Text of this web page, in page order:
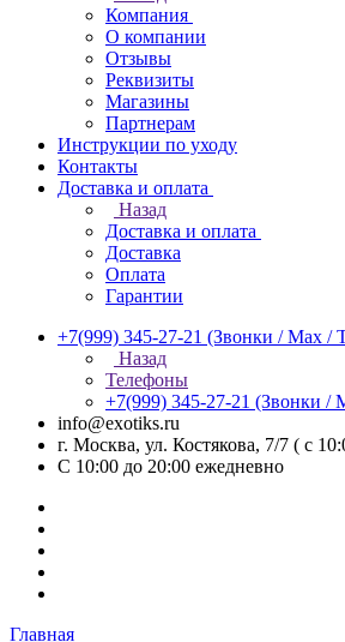
Компания
О компании
Отзывы
Реквизиты
Магазины
Партнерам
Инструкции по уходу
Контакты
Доставка и оплата
Назад
Доставка и оплата
Доставка
Оплата
Гарантии
+7(999) 345-27-21 (Звонки / Max /
Назад
Телефоны
+7(999) 345-27-21 (Звонки /
info@exotiks.ru
г. Москва, ул. Костякова, 7/7 ( с
С 10:00 до 20:00 ежедневно
Главная